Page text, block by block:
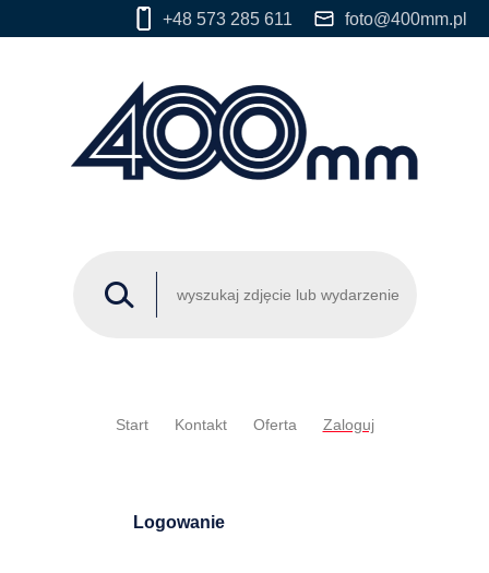
+48 573 285 611 foto@400mm.pl
Start Kontakt Oferta Zaloguj
Logowanie